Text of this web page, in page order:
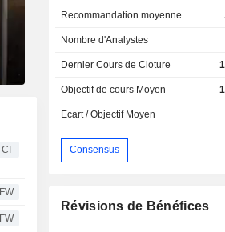
CI
FW
FW
Recommandation moyenne
Nombre d'Analystes
Dernier Cours de Cloture
Objectif de cours Moyen
Ecart / Objectif Moyen
Consensus
Révisions de Bénéfices